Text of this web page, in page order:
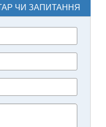
ЧИ ЗАПИТАННЯ